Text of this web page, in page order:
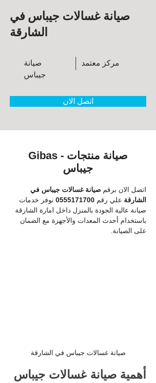
صيانة غسالات جيباس في
الشارقة
صيانة
جيباس
مركز معتمد
اتصل الان
Gibas - صيانة منتجات
جيباس
اتصل الان برقم صيانة غسالات جيباس في
الشارقة علي رقم 0555171700 نوفر خدمات
صيانة عالية الجودة بالمنزل داخل امارة الشارقة
باستخدام أحدث المعدات والأجهزة مع الضمان
على الصيانة.
صيانة غسالات جيباس في الشارقة
أهمية صيانة غسالات جيباس